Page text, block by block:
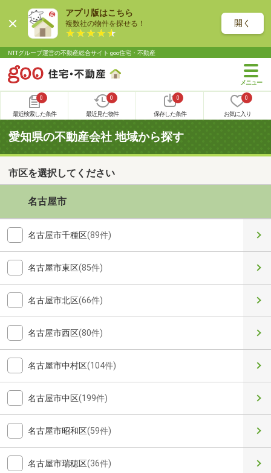
アプリ版はこちら
複数社の物件を探せる！ 開く
NTTグループ運営の不動産総合サイト goo住宅・不動産
0
最近検索した条件
0
最近見た物件
0
保存した条件
0
お気に入り
愛知県の不動産会社 地域から探す
市区を選択してください
名古屋市
名古屋市千種区(89件)
名古屋市東区(85件)
名古屋市北区(66件)
名古屋市西区(80件)
名古屋市中村区(104件)
名古屋市中区(199件)
名古屋市昭和区(59件)
名古屋市瑞穂区(36件)